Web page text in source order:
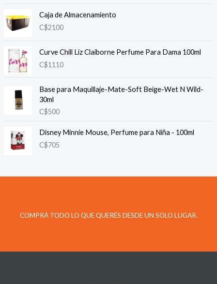
Caja de Almacenamiento
C$2100
Curve Chill Liz Claiborne Perfume Para Dama 100ml
C$1110
Base para Maquillaje-Mate-Soft Beige-Wet N Wild-
30ml
C$500
Disney Minnie Mouse, Perfume para Niña - 100ml
C$705
COMPRÁ TODO LO QUE QUERÉS DESDE UN SOLO LUGAR.